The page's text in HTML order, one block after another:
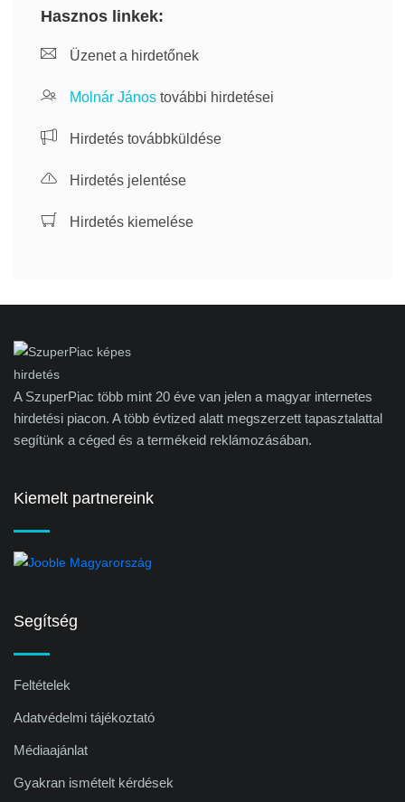
Hasznos linkek:
Üzenet a hirdetőnek
Molnár János további hirdetései
Hirdetés továbbküldése
Hirdetés jelentése
Hirdetés kiemelése
A SzuperPiac több mint 20 éve van jelen a magyar internetes
hirdetési piacon. A több évtized alatt megszerzett tapasztalattal
segítünk a céged és a termékeid reklámozásában.
Kiemelt partnereink
Segítség
Feltételek
Adatvédelmi tájékoztató
Médiaajánlat
Gyakran ismételt kérdések